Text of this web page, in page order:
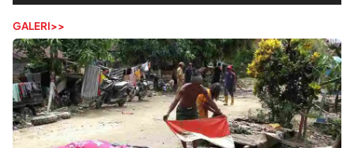
GALERI>>